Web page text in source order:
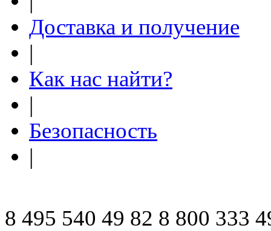
Доставка и получение
|
Как нас найти?
|
Безопасность
|
8 495 540 49 82 8 800 333